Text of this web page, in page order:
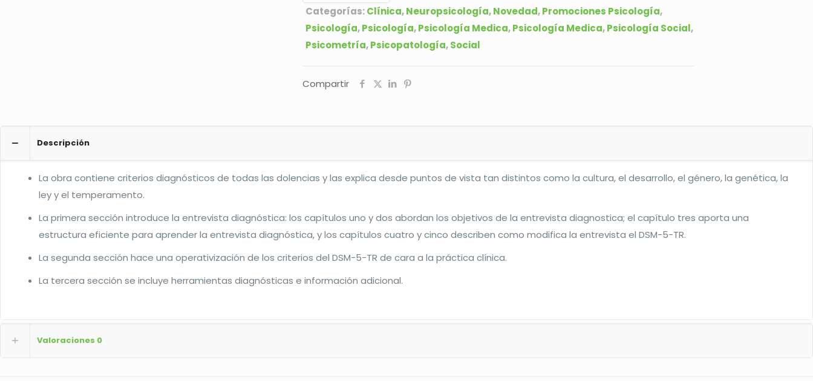
Categorías:Clínica,Neuropsicología,Novedad,Promociones Psicología,
Psicología,Psicología,Psicología Medica,Psicología Medica,Psicología Social,
Psicometría,Psicopatología,Social
Compartir
Descripción
La obra contiene criterios diagnósticos de todas las dolencias y las explica desde puntos de vista tan distintos como la cultura, el desarrollo, el género, la genética, la
ley y el temperamento.
La primera sección introduce la entrevista diagnóstica: los capítulos uno y dos abordan los objetivos de la entrevista diagnostica; el capítulo tres aporta una
estructura eficiente para aprender la entrevista diagnóstica, y los capítulos cuatro y cinco describen como modifica la entrevista el DSM-5-TR.
La segunda sección hace una operativización de los criterios del DSM-5-TR de cara a la práctica clínica.
La tercera sección se incluye herramientas diagnósticas e información adicional.
Valoraciones 0